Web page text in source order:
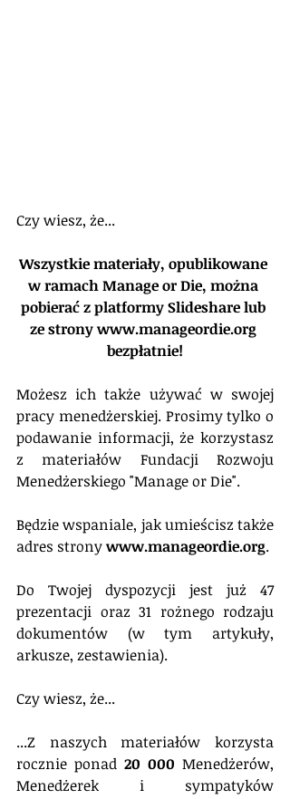
Czy wiesz, że...
Wszystkie materiały, opublikowane
w ramach Manage or Die, można
pobierać z platformy Slideshare lub
ze strony www.manageordie.org
bezpłatnie!
Możesz ich także używać w swojej
pracy menedżerskiej. Prosimy tylko o
podawanie informacji, że korzystasz
z materiałów Fundacji Rozwoju
Menedżerskiego "Manage or Die".
Będzie wspaniale, jak umieścisz także
adres strony www.manageordie.org.
Do Twojej dyspozycji jest już 47
prezentacji oraz 31 rożnego rodzaju
dokumentów (w tym artykuły,
arkusze, zestawienia).
Czy wiesz, że...
...Z naszych materiałów korzysta
rocznie ponad 20 000 Menedżerów,
Menedżerek i sympatyków